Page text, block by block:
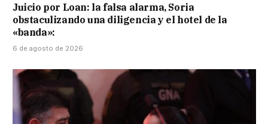
Juicio por Loan: la falsa alarma, Soria
obstaculizando una diligencia y el hotel de la
«banda»:
6 de agosto de 2026